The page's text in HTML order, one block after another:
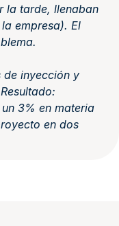
la tarde, llenaban
empresa). El
de inyección y
3% en materia
en dos